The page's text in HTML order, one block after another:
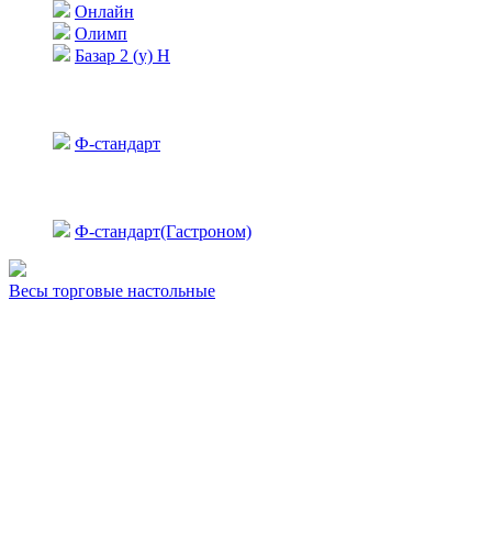
Онлайн
Олимп
Базар 2 (у) Н
Ф-стандарт
Ф-стандарт(Гастроном)
Весы торговые настольные